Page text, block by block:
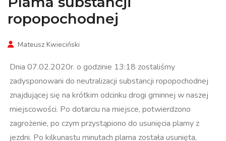
ropopochodnej
Mateusz Kwieciński
Dnia 07.02.2020r. o godzinie 13:18 zostaliśmy
zadysponowani do neutralizacji substancji ropopochodnej
znajdującej się na krótkim odcinku drogi gminnej w naszej
miejscowości. Po dotarciu na miejsce, potwierdzono
zagrożenie, po czym przystąpiono do usunięcia plamy z
jezdni. Po kilkunastu minutach plama została usunięta,